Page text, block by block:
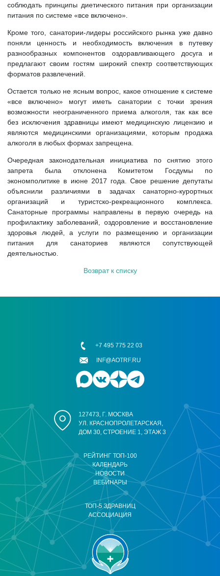
соблюдать принципы диетического питания при организации
питания по системе «все включено».
Кроме того, санатории-лидеры российского рынка уже давно
поняли ценность и необходимость включения в путевку
разнообразных компонентов оздоравливающего досуга и
предлагают своим гостям широкий спектр соответствующих
форматов развлечений.
Остается только не ясным вопрос, какое отношение к системе
«все включено» могут иметь санатории с точки зрения
возможности неограниченного приема алкоголя, так как все
без исключения здравницы имеют медицинскую лицензию и
являются медицинскими организациями, которым продажа
алкоголя в любых формах запрещена.
Очередная законодательная инициатива по снятию этого
запрета была отклонена Комитетом Госдумы по
экономполитике в июне 2017 года. Свое решение депутаты
объяснили различиями в задачах санаторно-курортных
организаций и туристско-рекреационного комплекса.
Санаторные программы направлены в первую очередь на
профилактику заболеваний, оздоровление и восстановление
здоровья людей, а услуги по размещению и организации
питания для санаториев являются сопутствующей
деятельностью.
Возврат к списку
РЕЙТИНГ ТОП-100
КАЛЕНДАРЬ
НОВОСТИ
ВЕБИНАРЫ
ТОП-5 ЗДРАВНИЦ
АССОЦИАЦИЯ
127473, Г. МОСКВА
УЛ. КРАСНОПРОЛЕТАРСКАЯ,
ДОМ 30, СТРОЕНИЕ 1, ЭТАЖ 3
+7 495 775 22 03
INF@AOTRF.RU